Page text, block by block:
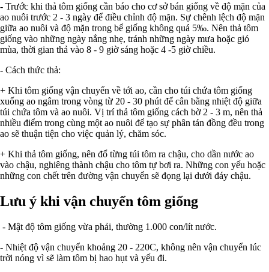
- Trước khi thả tôm giống cần báo cho cơ sở bán giống về độ mặn của
ao nuôi trước 2 - 3 ngày để điều chỉnh độ mặn. Sự chênh lệch độ mặn
giữa ao nuôi và độ mặn trong bể giống không quá 5‰. Nên thả tôm
giống vào những ngày nắng nhẹ, tránh những ngày mưa hoặc gió
mùa, thời gian thả vào 8 - 9 giờ sáng hoặc 4 -5 giờ chiều.
- Cách thức thả:
+ Khi tôm giống vận chuyển về tới ao, cần cho túi chứa tôm giống
xuống ao ngâm trong vòng từ 20 - 30 phút để cân bằng nhiệt độ giữa
túi chứa tôm và ao nuôi. Vị trí thả tôm giống cách bờ 2 - 3 m, nên thả
nhiều điểm trong cùng một ao nuôi để tạo sự phân tán đồng đều trong
ao sẽ thuận tiện cho việc quản lý, chăm sóc.
+ Khi thả tôm giống, nên đổ từng túi tôm ra chậu, cho dần nước ao
vào chậu, nghiêng thành chậu cho tôm tự bơi ra. Những con yếu hoặc
những con chết trên đường vận chuyển sẽ đọng lại dưới đáy chậu.
Lưu ý khi vận chuyển tôm giống
- Mật độ tôm giống vừa phải, thường 1.000 con/lít nước.
- Nhiệt độ vận chuyển khoảng 20 - 220C, không nên vận chuyển lúc
trời nóng vì sẽ làm tôm bị hao hụt và yếu đi.